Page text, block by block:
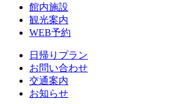
館内施設
観光案内
WEB予約
日帰りプラン
お問い合わせ
交通案内
お知らせ